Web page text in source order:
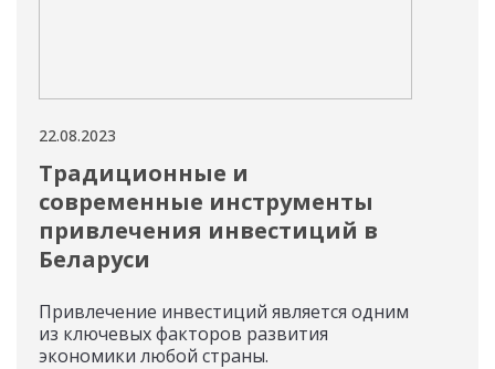
22.08.2023
Традиционные и
современные инструменты
привлечения инвестиций в
Беларуси
Привлечение инвестиций является одним
из ключевых факторов развития
экономики любой страны.